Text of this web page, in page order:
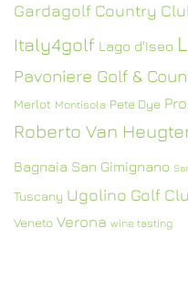
Gardagolf Country
Italy4golf Lago d'Iseo
Pavoniere Golf &
Merlot Montisola Pete Dye
Roberto Van
Bagnaia San Gimignano
Tuscany Ugolino Golf
Veneto Verona wine tasting